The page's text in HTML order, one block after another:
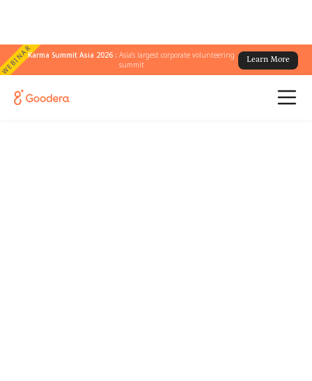
WEBINARKarma Summit Asia 2026 :Asia's largest corporate volunteering
summit
Learn More